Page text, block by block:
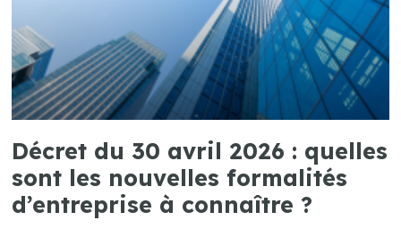
Décret du 30 avril 2026 : quelles
sont les nouvelles formalités
d’entreprise à connaître ?